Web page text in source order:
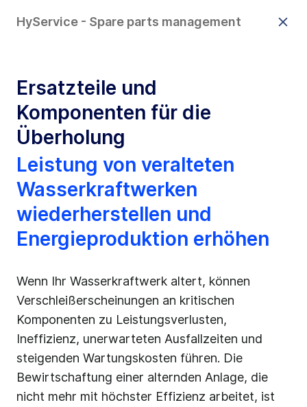
HyService - Spare parts management
Ersatzteile und
Komponenten für die
Überholung
Leistung von veralteten
Wasserkraftwerken
wiederherstellen und
Energieproduktion erhöhen
Wenn Ihr Wasserkraftwerk altert, können
Verschleißerscheinungen an kritischen
Komponenten zu Leistungsverlusten,
Ineffizienz, unerwarteten Ausfallzeiten und
steigenden Wartungskosten führen. Die
Bewirtschaftung einer alternden Anlage, die
nicht mehr mit höchster Effizienz arbeitet, ist